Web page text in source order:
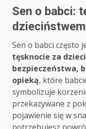
Sen o babci:
Sen o babci często
tęsknocie za
bezpieczeństwa,
opieką, które
symbolizuje
przekazywane z
pojawienie się w